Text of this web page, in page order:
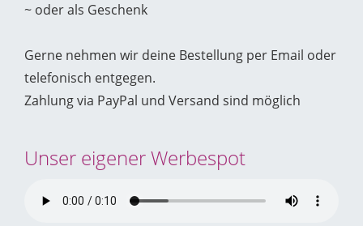
~ oder als Geschenk
Gerne nehmen wir deine Bestellung per Email oder
telefonisch entgegen.
Zahlung via PayPal und Versand sind möglich
Unser eigener Werbespot